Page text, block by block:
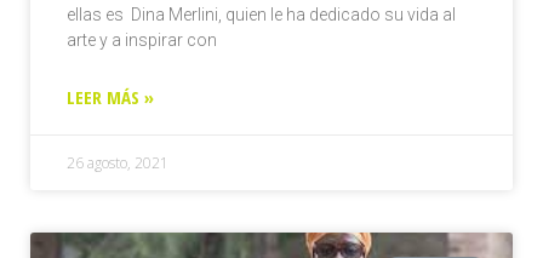
ellas es Dina Merlini, quien le ha dedicado su vida al
arte y a inspirar con
LEER MÁS »
26 agosto, 2021